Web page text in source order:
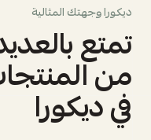
ديكورا وجهتك المثالية
تمتع
من
في ديكورا